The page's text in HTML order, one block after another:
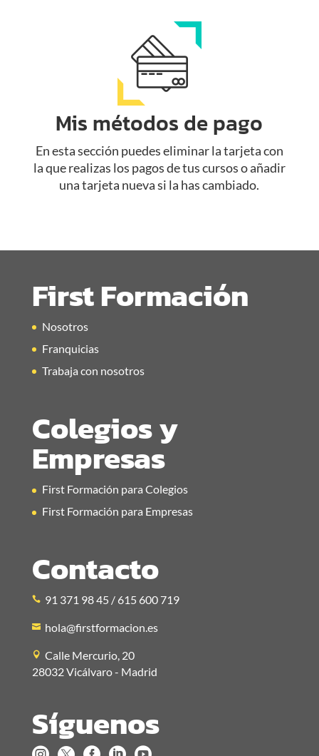
Mis métodos de pago
En esta sección puedes eliminar la tarjeta con
la que realizas los pagos de tus cursos o añadir
una tarjeta nueva si la has cambiado.
First Formación
Nosotros
Franquicias
Trabaja con nosotros
Colegios y
Empresas
First Formación para Colegios
First Formación para Empresas
Contacto
91 371 98 45 / 615 600 719
hola@firstformacion.es
Calle Mercurio, 20
28032 Vicálvaro - Madrid
Síguenos